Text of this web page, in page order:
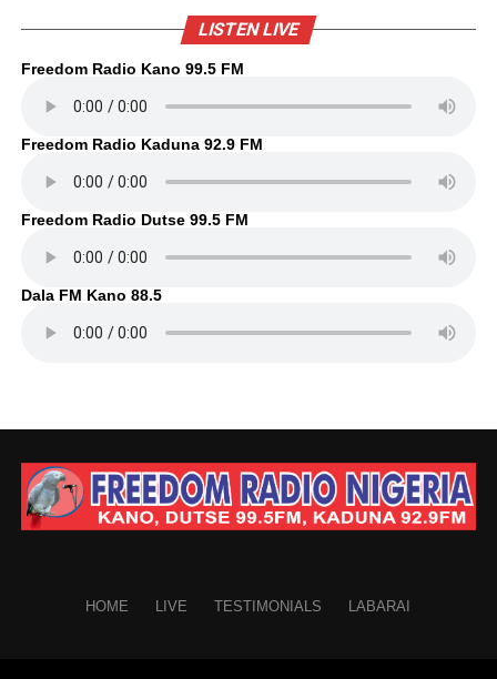
LISTEN LIVE
Freedom Radio Kano 99.5 FM
Freedom Radio Kaduna 92.9 FM
Freedom Radio Dutse 99.5 FM
Dala FM Kano 88.5
HOME LIVE TESTIMONIALS LABARAI